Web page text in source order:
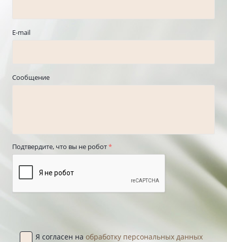
E-mail
Сообщение
Подтвердите, что вы не робот*
Я согласен на обработку персональных данных